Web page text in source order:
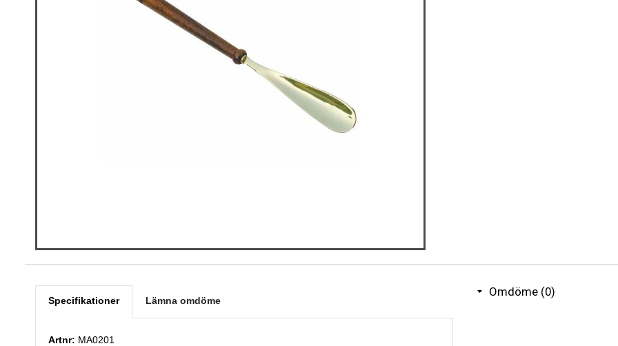
Specifikationer Lämna omdöme
Artnr: MA0201
Omdöme (0)